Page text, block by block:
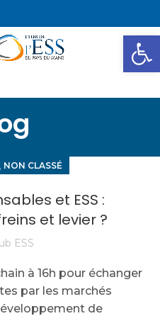
, NON CLASSÉ
et ESS :
et levier ?
ESS
à 16h pour échanger
par les marchés
de